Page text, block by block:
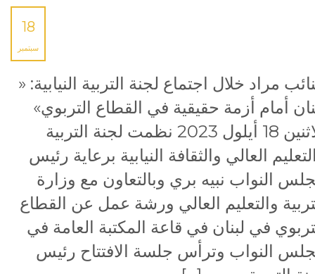
18
سبتمبر
مراد خلال اجتماع لجنة التربية النيابية: «
أمام أزمة حقيقية في القطاع التربوي»
الاثنين 18 أيلول 2023 نظمت لجنة التربية
العالي والثقافة النيابية برعاية رئيس
النواب نبيه بري وبالتعاون مع وزارة
والتعليم العالي ورشة عمل عن القطاع
في لبنان في قاعة المكتبة العامة في
النواب وترأس جلسة الافتتاح رئيس